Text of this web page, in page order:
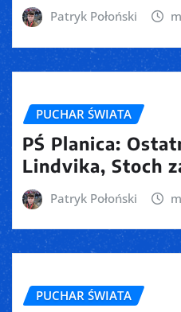
Patryk Połoński
PUCHAR ŚWIATA
PŚ Planica:
Lindvika, Stoch
Patryk Połoński
PUCHAR ŚWIATA